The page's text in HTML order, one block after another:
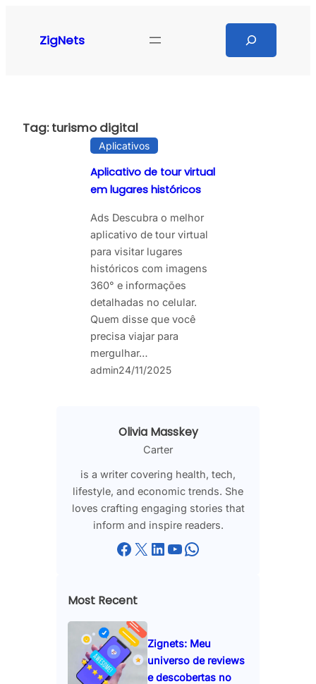
ZigNets
Tag:turismo digital
Aplicativos
Aplicativo de tour virtual
em lugares históricos
Ads Descubra o melhor
aplicativo de tour virtual
para visitar lugares
históricos com imagens
360° e informações
detalhadas no celular.
Quem disse que você
precisa viajar para
mergulhar…
admin24/11/2025
Olivia Masskey
Carter
is a writer covering health, tech,
lifestyle, and economic trends. She
loves crafting engaging stories that
inform and inspire readers.
Facebook X LinkedIn YouTube WhatsApp
Most Recent
Zignets: Meu
universo de reviews
e descobertas no